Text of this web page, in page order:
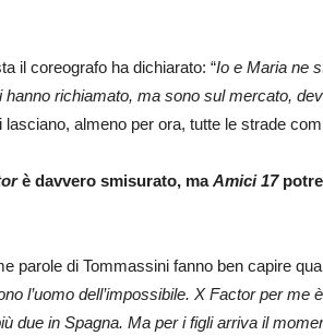
il coreografo ha dichiarato: “Io e Maria ne
hanno richiamato, ma sono sul mercato,
almeno per ora, tutte le strade
è davvero smisurato, maAmici 17
parole di Tommassini fanno ben capire
l’uomo dell’impossibile. X Factor per me
due in Spagna. Ma per i figli arriva il